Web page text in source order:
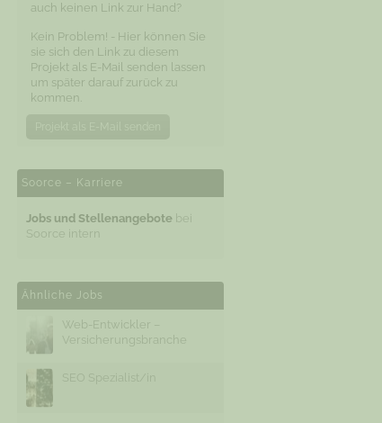
auch keinen Link zur Hand?
Kein Problem! - Hier können Sie
sie sich den Link zu diesem
Projekt als E-Mail senden lassen
um später darauf zurück zu
kommen.
Soorce – Karriere
Jobs und Stellenangebote bei
Soorce intern
Ähnliche Jobs
Web-Entwickler –
Versicherungsbranche
SEO Spezialist/in